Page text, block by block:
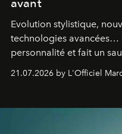
avant
Evolution stylistique,
technologies avancées…
personnalité et fait un
constructeur allemand a
fétiche pour le rendre
21.07.2026 by L'Officiel